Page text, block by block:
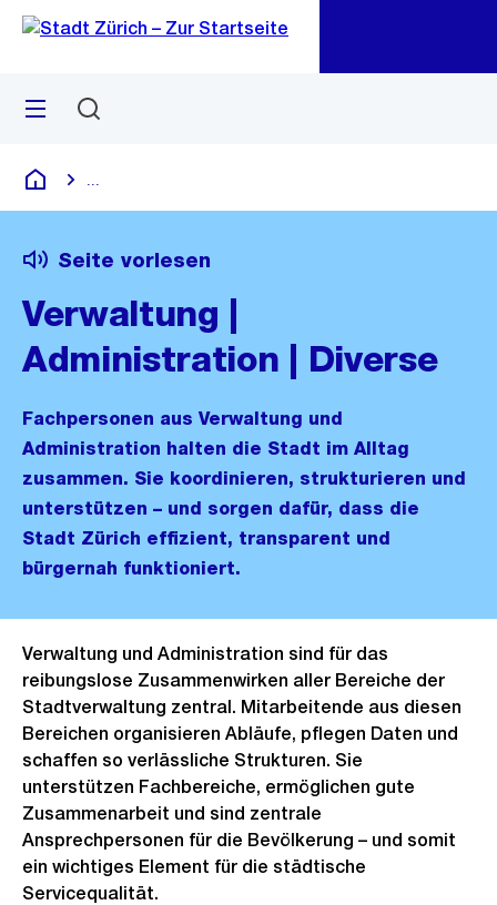
Navigation
Sprunglink
Menü
Deutsch
Seite vorlesen
Verwaltung |
Administration | Diverse
Fachpersonen aus Verwaltung und
Administration halten die Stadt im Alltag
zusammen. Sie koordinieren, strukturieren und
unterstützen – und sorgen dafür, dass die
Stadt Zürich effizient, transparent und
bürgernah funktioniert.
Verwaltung und Administration sind für das
reibungslose Zusammenwirken aller Bereiche der
Stadtverwaltung zentral. Mitarbeitende aus diesen
Bereichen organisieren Abläufe, pflegen Daten und
schaffen so verlässliche Strukturen. Sie
unterstützen Fachbereiche, ermöglichen gute
Zusammenarbeit und sind zentrale
Ansprechpersonen für die Bevölkerung – und somit
ein wichtiges Element für die städtische
Servicequalität.